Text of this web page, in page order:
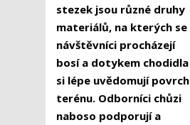
stezek jsou různé druhy
materiálů, na kterých se
návštěvníci procházejí
bosí a dotykem chodidla
si lépe uvědomují povrch
terénu. Odborníci chůzi
naboso podporují a